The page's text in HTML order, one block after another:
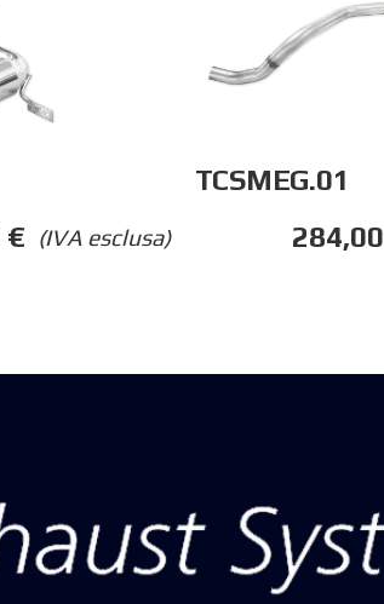
(IVA esclusa)
€
TCSMEG.01
284,00